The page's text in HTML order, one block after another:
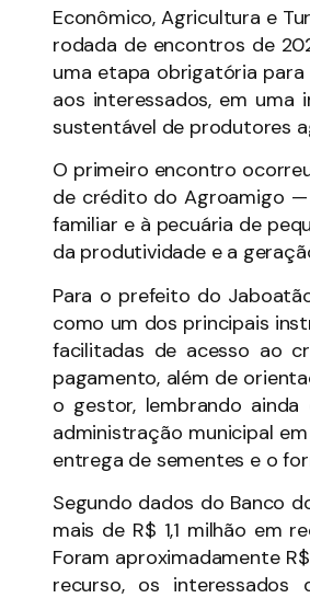
Econômico, Agricultura e
rodada de encontros de
uma etapa obrigatória
aos interessados, em
sustentável de produtores
O primeiro encontro
de crédito do Agroamigo —
familiar e à pecuária de
da produtividade e a
Para o prefeito do
como um dos principais
facilitadas de acesso ao
pagamento, além de
o gestor, lembrando
administração municipal
entrega de sementes e o
Segundo dados do Banco
mais de R$ 1,1 milhão em
Foram aproximadamente
recurso, os